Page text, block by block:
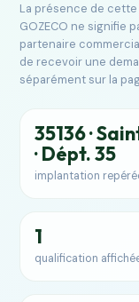
La présence de cette
GOZECO ne signifie
partenaire
de recevoir une
séparément sur la
35136 ·
· Dépt. 35
implantation
1
qualification